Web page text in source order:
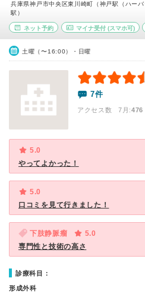
兵庫県神戸市中央区東川崎町（神戸駅（ハー
駅）
ネット予約 マイナ受付(スマホ可)
土曜（〜16:00）・日曜
7件
アクセス数 7月:476
5.0
やってよかった！
5.0
口コミを見て行きました！
下肢静脈瘤
5.0
専門性と技術の高さ
診療科目：
形成外科